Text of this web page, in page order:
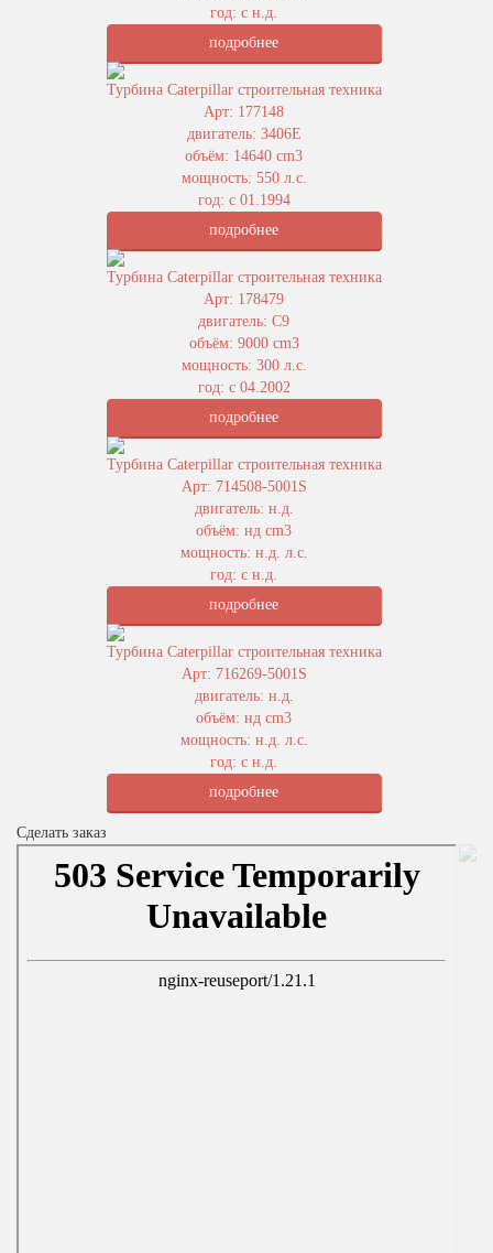
год: с н.д.
подробнее
Турбина Caterpillar строительная техника
Арт: 177148
двигатель: 3406E
объём: 14640 cm3
мощность: 550 л.с.
год: с 01.1994
подробнее
Турбина Caterpillar строительная техника
Арт: 178479
двигатель: C9
объём: 9000 cm3
мощность: 300 л.с.
год: с 04.2002
подробнее
Турбина Caterpillar строительная техника
Арт: 714508-5001S
двигатель: н.д.
объём: нд cm3
мощность: н.д. л.с.
год: с н.д.
подробнее
Турбина Caterpillar строительная техника
Арт: 716269-5001S
двигатель: н.д.
объём: нд cm3
мощность: н.д. л.с.
год: с н.д.
подробнее
Сделать заказ